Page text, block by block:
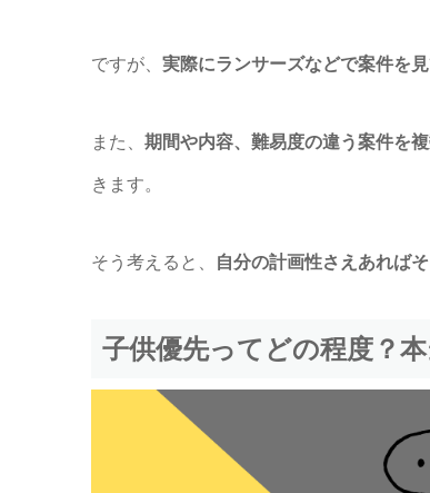
ですが、 実際にランサーズなどで案件を
また、 期間や内容、難易度の違う案件を
きます。
そう考えると、 自分の計画性さえあれば
子供優先ってどの程度？